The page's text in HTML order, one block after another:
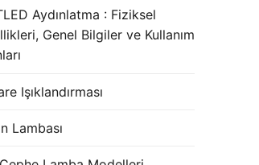
Aydınlatma : Fiziksel
Genel Bilgiler ve Kullanım
Işıklandırması
Lambası